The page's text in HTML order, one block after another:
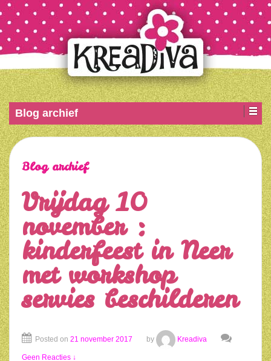
Blog archief
Blog archief
Vrijdag 10
november :
kinderfeest in Neer
met workshop
servies beschilderen
Posted on 21 november 2017 by Kreadiva
Geen Reacties ↓